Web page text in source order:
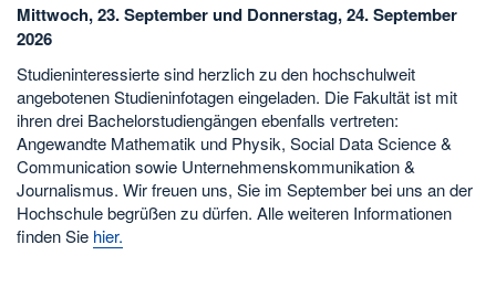
Mittwoch, 23. September und Donnerstag, 24. September
2026
Studieninteressierte sind herzlich zu den hochschulweit
angebotenen Studieninfotagen eingeladen. Die Fakultät ist mit
ihren drei Bachelorstudiengängen ebenfalls vertreten:
Angewandte Mathematik und Physik, Social Data Science &
Communication sowie Unternehmenskommunikation &
Journalismus. Wir freuen uns, Sie im September bei uns an der
Hochschule begrüßen zu dürfen. Alle weiteren Informationen
finden Sie hier.